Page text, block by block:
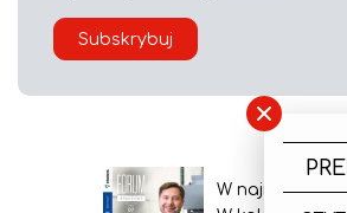
Subskrybuj
W najnowszym
×